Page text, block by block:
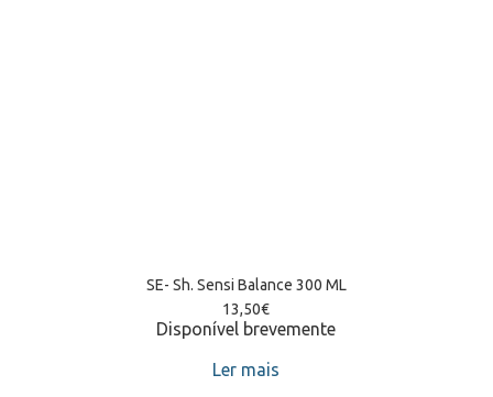
SE- Sh. Sensi Balance 300 ML
13,50€
Disponível brevemente
Ler mais